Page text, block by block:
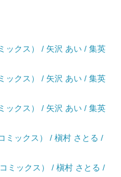
ックス） / 矢沢 あい / 集英
ックス） / 矢沢 あい / 集英
ックス） / 矢沢 あい / 集英
ミックス） / 槇村 さとる /
ミックス） / 槇村 さとる /